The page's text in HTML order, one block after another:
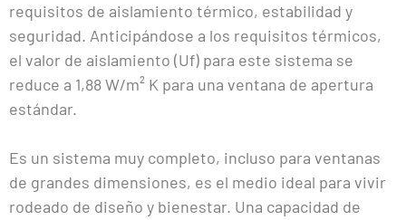
requisitos de aislamiento térmico, estabilidad y
seguridad. Anticipándose a los requisitos térmicos,
el valor de aislamiento (Uf) para este sistema se
reduce a 1,88 W/m² K para una ventana de apertura
estándar.
Es un sistema muy completo, incluso para ventanas
de grandes dimensiones, es el medio ideal para vivir
rodeado de diseño y bienestar. Una capacidad de